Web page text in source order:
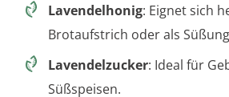
Lavendelhonig: Eignet sich
Brotaufstrich oder als
Lavendelzucker: Ideal für
Süßspeisen.